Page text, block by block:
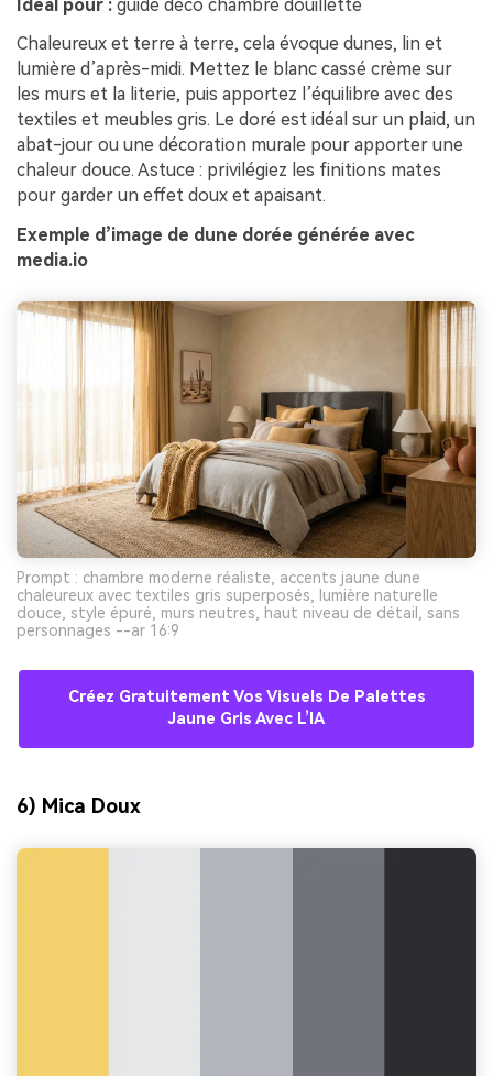
Idéal pour : guide déco chambre douillette
Chaleureux et terre à terre, cela évoque dunes, lin et
lumière d’après-midi. Mettez le blanc cassé crème sur
les murs et la literie, puis apportez l’équilibre avec des
textiles et meubles gris. Le doré est idéal sur un plaid, un
abat-jour ou une décoration murale pour apporter une
chaleur douce. Astuce : privilégiez les finitions mates
pour garder un effet doux et apaisant.
Exemple d’image de dune dorée générée avec
media.io
Prompt : chambre moderne réaliste, accents jaune dune
chaleureux avec textiles gris superposés, lumière naturelle
douce, style épuré, murs neutres, haut niveau de détail, sans
personnages --ar 16:9
Créez Gratuitement Vos Visuels De Palettes
Jaune Gris Avec L’IA
6) Mica Doux